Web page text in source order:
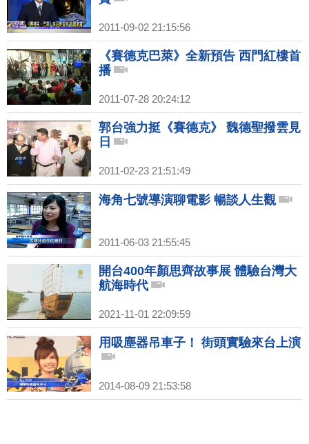
2011-09-02 21:15:56
《賽德克巴萊》全新預告 西門紅樓首
播
2011-07-28 20:24:12
郭台強力挺《賽德克》 魏德聖撥雲見
日
2011-02-23 21:51:49
海角七號導演聊電影 暢談人生觀
2011-06-03 21:55:45
開台400年顏思齊故事展 體驗台灣大
航海時代
2021-11-01 22:09:59
用吸塵器吊車子！ 街頭實驗來台上演
2014-08-09 21:53:58